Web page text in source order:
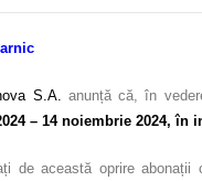
S.A. anunță că, în
– 14 noiembrie 2024, în
de această oprire abonații